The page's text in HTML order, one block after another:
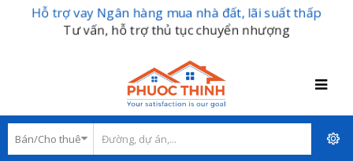
Hỗ trợ vay Ngân hàng mua nhà đất, lãi suất thấp
Tư vấn, hỗ trợ thủ tục chuyển nhượng